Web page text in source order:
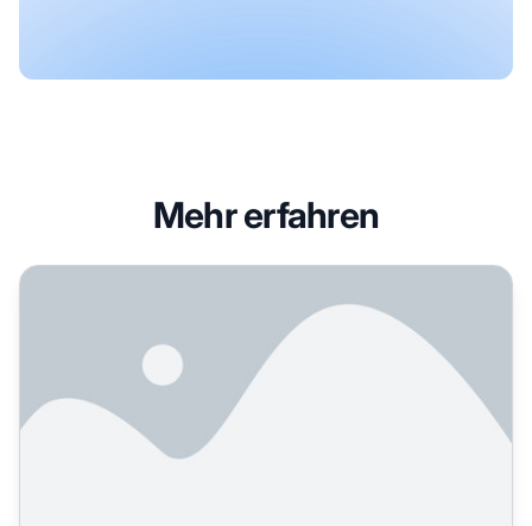
Mehr erfahren
Wie konsolidiere ich Inhalte für KI?